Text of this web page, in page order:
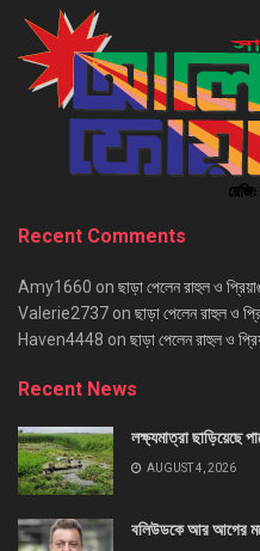
Recent Comments
Amy1660 on ছাড়া পেলেন রাহুল ও
Valerie2737 on ছাড়া পেলেন রাহুল ও
Haven4448 on ছাড়া পেলেন রাহুল ও
Recent News
লক্ষ্যমাত্রা ছাড়িয়েছে
AUGUST 4, 2026
বলিউডকে আর আগের